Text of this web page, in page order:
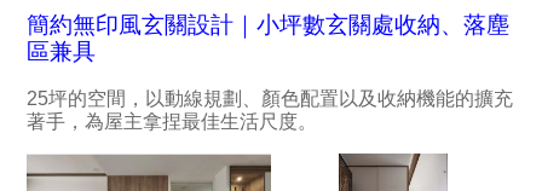
簡約無印風玄關設計｜小坪數玄關處收納、落塵
區兼具
25坪的空間，以動線規劃、顏色配置以及收納機能的擴充
著手，為屋主拿捏最佳生活尺度。